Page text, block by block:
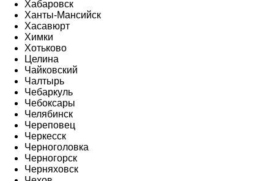
Хабаровск
Ханты-Мансийск
Хасавюрт
Химки
Хотьково
Целина
Чайковский
Чалтырь
Чебаркуль
Чебоксары
Челябинск
Череповец
Черкесск
Черноголовка
Черногорск
Черняховск